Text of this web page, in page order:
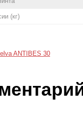
(кг)
ANTIBES 30